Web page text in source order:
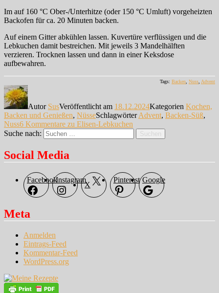
Im auf 160 °C Ober-/Unterhitze (oder 150 °C Umluft) vorgeheizten
Backofen für ca. 20 Minuten backen.
Auf einem Gitter abkühlen lassen. Kuvertüre verflüssigen und die
Lebkuchen damit bestreichen. Mit jeweils 3 Mandelhälften
verzieren. Trocknen lassen und dann in einer Keksdose
aufbewahren.
Tags: Backen, Nuss, Advent
Autor SusVeröffentlicht am 18.12.2024Kategorien Kochen,
Backen und Genießen, NüsseSchlagwörterAdvent, Backen-Süß,
Nuss6 Kommentare zu Elisen-Lebkuchen
Suche nach:
Suchen
Social Media
FacebookInstagram
X
Pinterest Google
Meta
Anmelden
Eintrags-Feed
Kommentar-Feed
WordPress.org